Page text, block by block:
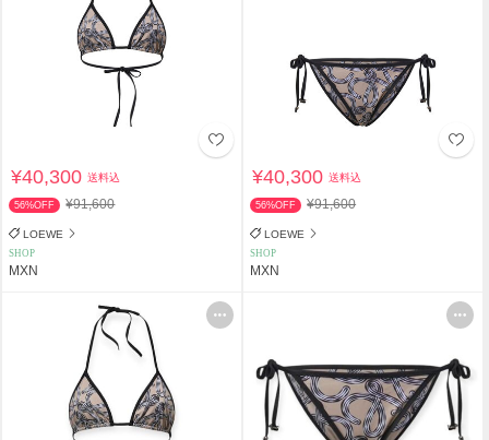
¥40,300送料込
56%OFF ¥91,600
LOEWE
SHOP
MXN
¥40,300送料込
56%OFF ¥91,600
LOEWE
SHOP
MXN